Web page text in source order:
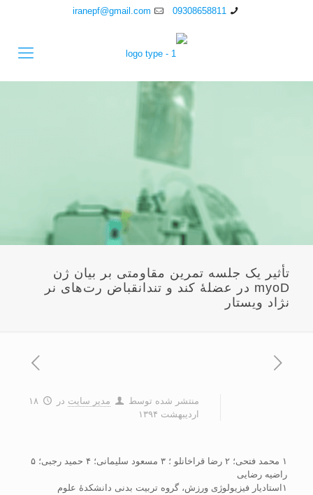
09308658811
iranepf@gmail.com
تأثیر یک جلسه تمرین مقاومتی بر بیان ژن
myoD در عضلۀ کند و تندانقباض رت‌های نر
نژاد ویستار
منتشر شده توسط مدیر سایت در
۱۸
اردیبهشت ۱۳۹۴
۱ محمد فتحی؛ ۲ رضا قراخانلو ؛ ۳ مسعود سلیمانی؛ ۴ حمید رجبی؛ ۵
راضیه رضایی
۱استادیار فیزیولوژی ورزش، گروه تربیت بدنی دانشکدۀ علوم